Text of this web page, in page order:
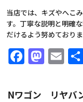
当店では、キズやへこ
す。丁寧な説明と明確
だけるよう努めており
Nワゴン リヤバ